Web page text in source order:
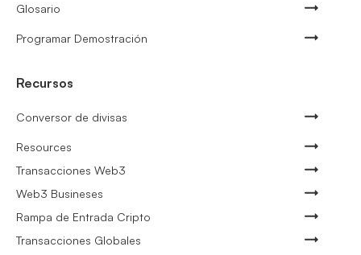
Glosario
Programar Demostración
Recursos
Conversor de divisas
Resources
Transacciones Web3
Web3 Busineses
Rampa de Entrada Cripto
Transacciones Globales